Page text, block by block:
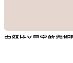
史努比X星宇航空期